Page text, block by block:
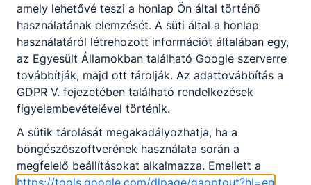
Kaposvári SZC Nagyatádi Szakképző
Iskola
7500 Nagyatád, Baross G. u. 6.
CLASSROOM
Telefon: +36-82-553-410
E-mail: iskola@naszi.edu.hu
amely lehetővé teszi a honlap Ön által történő
használatának elemzését. A süti által a honlap
használatáról létrehozott információt általában egy,
az Egyesült Államokban található Google szerverre
továbbítják, majd ott tárolják. Az adattovábbítás a
GDPR V. fejezetében található rendelkezések
figyelembevételével történik.
A sütik tárolását megakadályozhatja, ha a
böngészőszoftverének használata során a
megfelelő beállításokat alkalmazza. Emellett a